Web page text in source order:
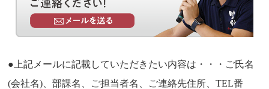
●上記メールに記載していただきたい内容は・・・ご氏名
(会社名)、部課名、ご担当者名、ご連絡先住所、TEL番